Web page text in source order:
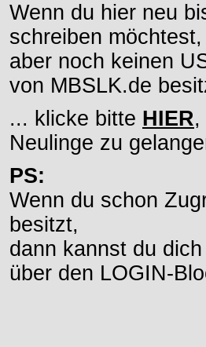
Wenn du hier neu
schreiben möchtest,
aber noch keinen
von MBSLK.de
... klicke bitte HIER,
Neulinge zu
PS:
Wenn du schon
besitzt,
dann kannst du
über den LOGIN-